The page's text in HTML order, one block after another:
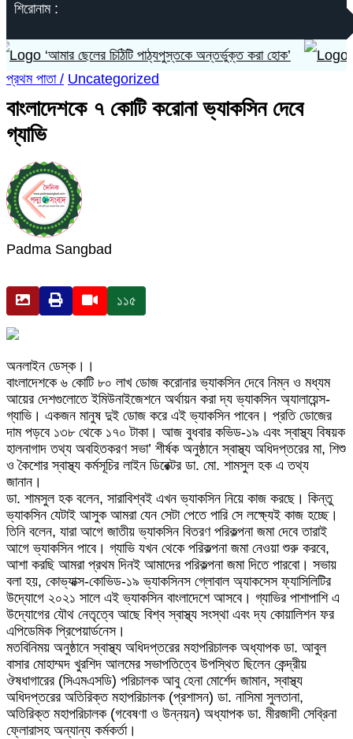
শিরোনাম :
‘আমার ছেলের চিঠিটি পাঠ্যপুস্তকে অন্তর্ভুক্ত করা হোক’ লাল
প্রথম পাতা / Uncategorized
বাংলাদেশকে ৭ কোটি করোনা ভ্যাকসিন দেবে
গ্যাভি
Padma Sangbad
১১৫
অনলাইন ডেস্ক।।
বাংলাদেশকে ৬ কোটি ৮০ লাখ ডোজ করোনার ভ্যাকসিন দেবে নিম্ন ও মধ্যম
আয়ের দেশগুলোতে ইমিউনাইজেশনে অর্থায়ন করা দ্য ভ্যাকসিন অ্যালায়েন্স-
গ্যাভি। একজন মানুষ দুই ডোজ করে এই ভ্যাকসিন পাবেন। প্রতি ডোজের
দাম পড়বে ১৩৮ থেকে ১৭০ টাকা। আজ বুধবার কভিড-১৯ এবং স্বাস্থ্য বিষয়ক
হালনাগাদ তথ্য অবহিতকরণ সভা’ শীর্ষক অনুষ্ঠানে স্বাস্থ্য অধিদপ্তরের মা, শিশু
ও কৈশোর স্বাস্থ্য কর্মসূচির লাইন ডিরেক্টর ডা. মো. শামসুল হক এ তথ্য
জানান।
ডা. শামসুল হক বলেন, সারাবিশ্বই এখন ভ্যাকসিন নিয়ে কাজ করছে। কিন্তু
ভ্যাকসিন যেটাই আসুক আমরা যেন সেটা পেতে পারি সে লক্ষ্যেই কাজ হচ্ছে।
তিনি বলেন, যারা আগে জাতীয় ভ্যাকসিন বিতরণ পরিকল্পনা জমা দেবে তারাই
আগে ভ্যাকসিন পাবে। গ্যাভি যখন থেকে পরিকল্পনা জমা নেওয়া শুরু করবে,
আশা করছি আমরা প্রথম দিনই আমাদের পরিকল্পনা জমা দিতে পারবো। সভায়
বলা হয়, কোভ্যাক্স-কোভিড-১৯ ভ্যাকসিনস গ্লোবাল অ্যাকসেস ফ্যাসিলিটির
উদ্যোগে ২০২১ সালে এই ভ্যাকসিন বাংলাদেশে আসবে। গ্যাভির পাশাপাশি এ
উদ্যোগের যৌথ নেতৃত্বে আছে বিশ্ব স্বাস্থ্য সংস্থা এবং দ্য কোয়ালিশন ফর
এপিডেমিক প্রিপেয়ার্ডনেস।
মতবিনিময় অনুষ্ঠানে স্বাস্থ্য অধিদপ্তরের মহাপরিচালক অধ্যাপক ডা. আবুল
বাসার মোহাম্মদ খুরশিদ আলমের সভাপতিত্বে উপস্থিত ছিলেন কেন্দ্রীয়
ঔষধাগারের (সিএমএসডি) পরিচালক আবু হেনা মোর্শেদ জামান, স্বাস্থ্য
অধিদপ্তরের অতিরিক্ত মহাপরিচালক (প্রশাসন) ডা. নাসিমা সুলতানা,
অতিরিক্ত মহাপরিচালক (গবেষণা ও উন্নয়ন) অধ্যাপক ডা. মীরজাদী সেব্রিনা
ফ্লোরাসহ অন্যান্য কর্মকর্তা।